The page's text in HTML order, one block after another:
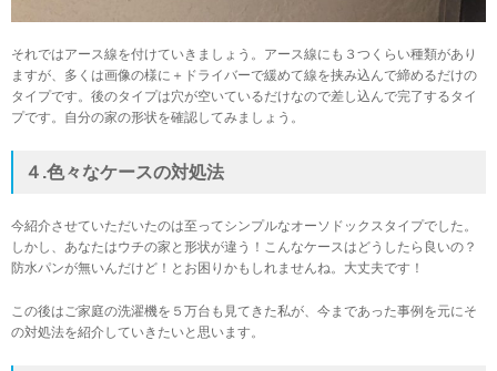
それではアース線を付けていきましょう。アース線にも３つくらい種類があり
ますが、多くは画像の様に＋ドライバーで緩めて線を挟み込んで締めるだけの
タイプです。後のタイプは穴が空いているだけなので差し込んで完了するタイ
プです。自分の家の形状を確認してみましょう。
４.色々なケースの対処法
今紹介させていただいたのは至ってシンプルなオーソドックスタイプでした。
しかし、あなたはウチの家と形状が違う！こんなケースはどうしたら良いの？
防水パンが無いんだけど！とお困りかもしれませんね。大丈夫です！
この後はご家庭の洗濯機を５万台も見てきた私が、今まであった事例を元にそ
の対処法を紹介していきたいと思います。